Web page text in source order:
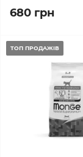
680 грн
ТОП ПРОДАЖІВ